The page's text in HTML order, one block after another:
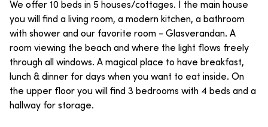
We offer 10 beds in 5 houses/cottages. I the main house
you will find a living room, a modern kitchen, a bathroom
with shower and our favorite room - Glasverandan. A
room viewing the beach and where the light flows freely
through all windows. A magical place to have breakfast,
lunch & dinner for days when you want to eat inside. On
the upper floor you will find 3 bedrooms with 4 beds and a
hallway for storage.